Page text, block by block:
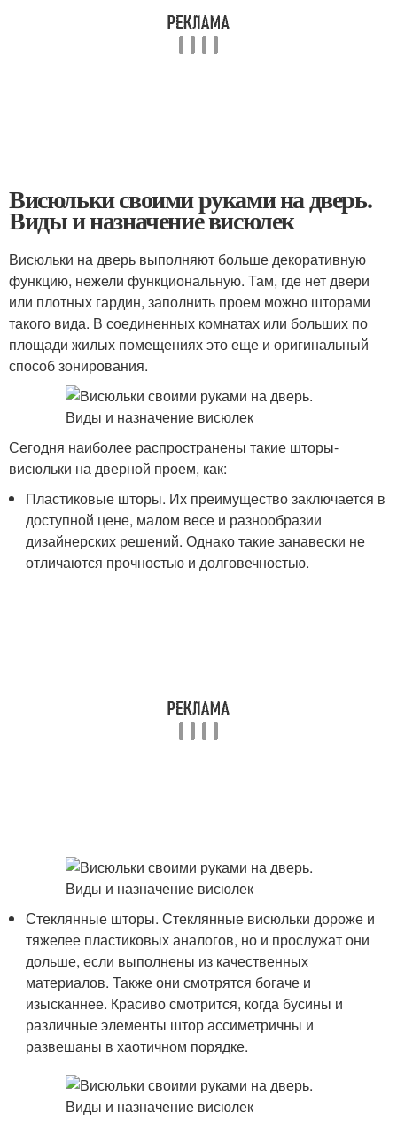
Висюльки своими руками на дверь.
Виды и назначение висюлек
Висюльки на дверь выполняют больше декоративную
функцию, нежели функциональную. Там, где нет двери
или плотных гардин, заполнить проем можно шторами
такого вида. В соединенных комнатах или больших по
площади жилых помещениях это еще и оригинальный
способ зонирования.
Сегодня наиболее распространены такие шторы-
висюльки на дверной проем, как:
Пластиковые шторы. Их преимущество заключается в
доступной цене, малом весе и разнообразии
дизайнерских решений. Однако такие занавески не
отличаются прочностью и долговечностью.
Стеклянные шторы. Стеклянные висюльки дороже и
тяжелее пластиковых аналогов, но и прослужат они
дольше, если выполнены из качественных
материалов. Также они смотрятся богаче и
изысканнее. Красиво смотрится, когда бусины и
различные элементы штор ассиметричны и
развешаны в хаотичном порядке.